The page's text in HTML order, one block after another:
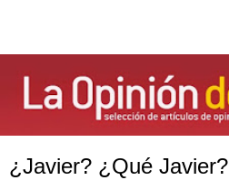
¿Javier? ¿Qué Javier?